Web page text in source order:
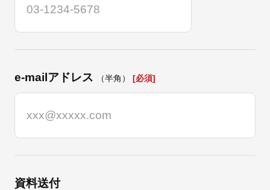
e-mailアドレス （半角） [必須]
資料送付